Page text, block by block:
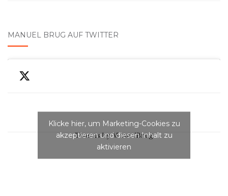
MANUEL BRUG AUF TWITTER
Tweets by ManuelBrug
Klicke hier, um Marketing-Cookies zu
akzeptieren und diesen Inhalt zu
aktivieren